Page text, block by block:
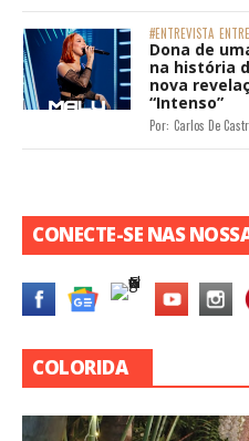
#ENTREVISTA
Dona de
na história
nova
“Intenso”
Por: Carlos De
CONECTE-SE NAS
COLORIDA